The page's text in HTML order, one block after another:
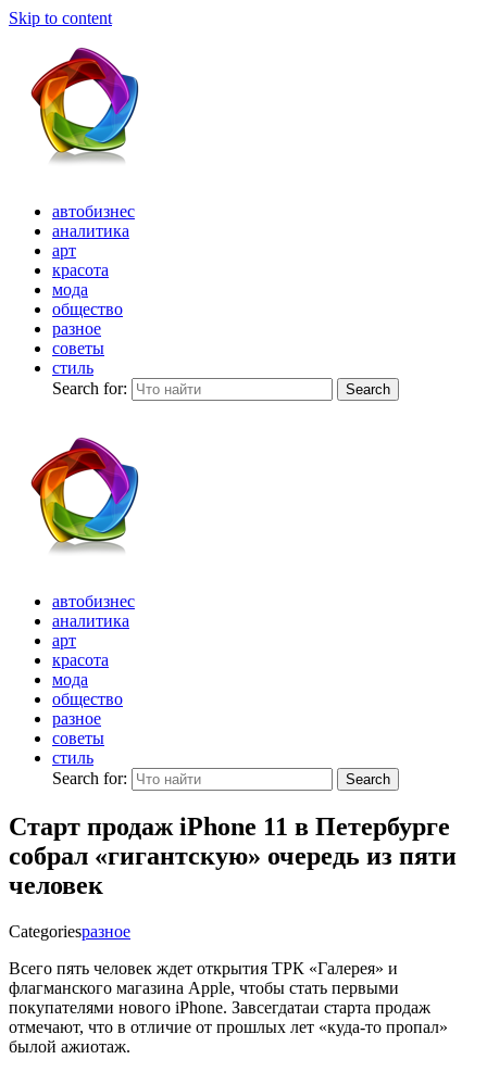
Skip to content
автобизнес
аналитика
арт
красота
мода
общество
разное
советы
стиль
Search for:
Search
автобизнес
аналитика
арт
красота
мода
общество
разное
советы
стиль
Search for:
Search
Старт продаж iPhone 11 в Петербурге
собрал «гигантскую» очередь из пяти
человек
Categoriesразное
Всего пять человек ждет открытия ТРК «Галерея» и
флагманского магазина Apple, чтобы стать первыми
покупателями нового iPhone. Завсегдатаи старта продаж
отмечают, что в отличие от прошлых лет «куда-то пропал»
былой ажиотаж.